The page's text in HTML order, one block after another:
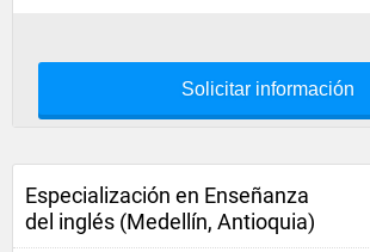
Solicitar información
Especialización en Enseñanza
del inglés (Medellín, Antioquia)